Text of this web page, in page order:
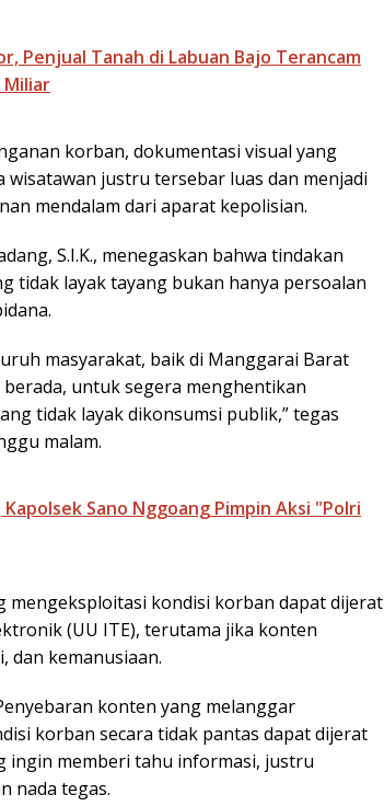
Penjual Tanah di Labuan Bajo Terancam
Miliar
korban, dokumentasi visual yang
justru tersebar luas dan menjadi
mendalam dari aparat kepolisian.
S.I.K., menegaskan bahwa tindakan
tidak layak tayang bukan hanya persoalan
masyarakat, baik di Manggarai Barat
untuk segera menghentikan
tidak layak dikonsumsi publik,” tegas
malam.
Sano Nggoang Pimpin Aksi "Polri
kondisi korban dapat dijerat
(UU ITE), terutama jika konten
dan kemanusiaan.
konten yang melanggar
korban secara tidak pantas dapat dijerat
ingin memberi tahu informasi, justru
nada tegas.